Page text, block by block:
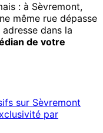
: à Sèvremont,
même rue dépasse
dans la
de votre
sur Sèvremont
par